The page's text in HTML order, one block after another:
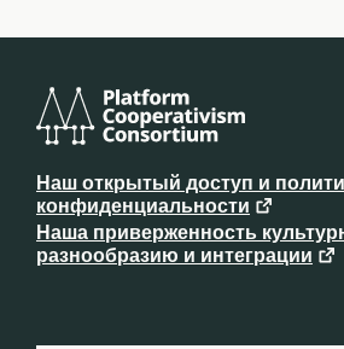
Консорциум
платформенного
кооперативизма
Наш открытый доступ и
конфиденциальности
Наша приверженность
разнообразию и интеграции